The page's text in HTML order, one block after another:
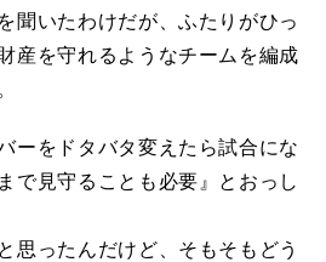
聞いたわけだが、ふたりがひっ
産を守れるようなチームを編成
ーをドタバタ変えたら試合にな
で見守ることも必要』とおっし
思ったんだけど、そもそもどう